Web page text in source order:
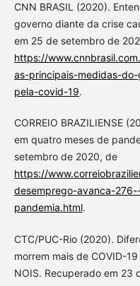
CNN BRASIL (2020).
governo diante da crise
em 25 de setembro de
https://
as-principais-medidas-
pela-covid-19.
CORREIO BRAZILIENSE
em quatro meses de
setembro de 2020, de
https://
desemprego-avanca-
pandemia.html.
CTC/PUC-Rio (2020).
morrem mais de COVID-
NOIS. Recuperado em 23